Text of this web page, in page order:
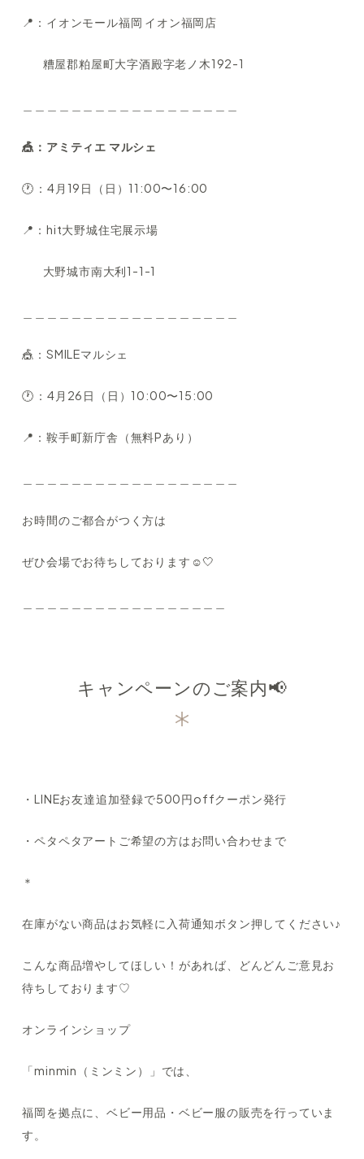
📍：イオンモール福岡 イオン福岡店
糟屋郡粕屋町大字酒殿字老ノ木192-1
🎪：アミティエ マルシェ
🕐：4月19日（日）11:00〜16:00
📍：hit大野城住宅展示場
大野城市南大利1-1-1
🎪：SMILEマルシェ
🕐：4月26日（日）10:00〜15:00
📍：鞍手町新庁舎（無料Pあり）
お時間のご都合がつく方は
ぜひ会場でお待ちしております☺️🤍
キャンペーンのご案内📢
・LINEお友達追加登録で500円offクーポン発行
・ペタペタアートご希望の方はお問い合わせまで
＊
在庫がない商品はお気軽に入荷通知ボタン押してください♪
こんな商品増やしてほしい！があれば、どんどんご意見お
待ちしております♡
オンラインショップ
「minmin（ミンミン）」では、
福岡を拠点に、ベビー用品・ベビー服の販売を行っていま
す。